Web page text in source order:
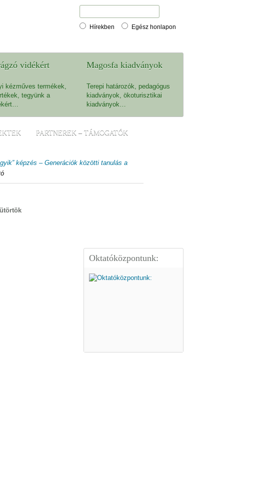
Hírekben Egész honlapon
vidékért
kézműves termékek,
tegyünk a
Magosfa kiadványok
Terepi határozók, pedagógus
kiadványok, ökoturisztikai
kiadványok…
PARTNEREK – TÁMOGATÓK
képzés – Generációk közötti tanulás a
Oktatóközpontunk: